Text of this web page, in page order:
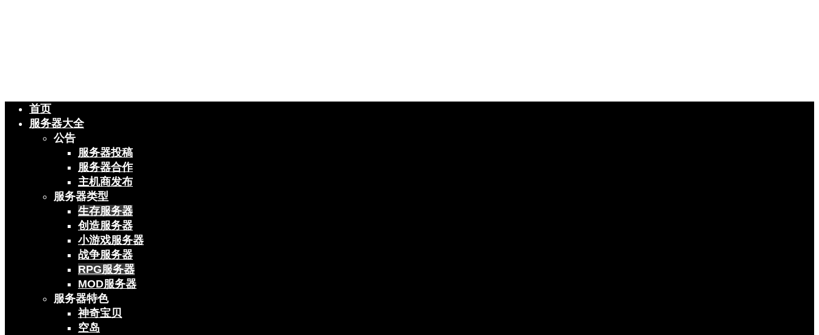
首页
服务器大全
公告
服务器投稿
服务器合作
主机商发布
服务器类型
生存服务器
创造服务器
小游戏服务器
战争服务器
RPG服务器
MOD服务器
服务器特色
神奇宝贝
空岛